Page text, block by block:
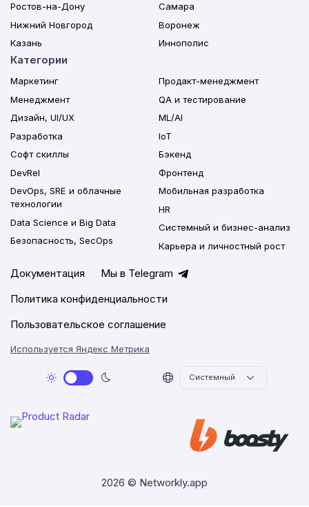
Ростов-на-Дону
Нижний Новгород
Казань
Самара
Воронеж
Иннополис
Категории
Маркетинг
Менеджмент
Дизайн, UI/UX
Разработка
Софт скиллы
DevRel
DevOps, SRE и облачные
технологии
Data Science и Big Data
Безопасность, SecOps
Продакт-менеджмент
QA и тестирование
ML/AI
IoT
Бэкенд
Фронтенд
Мобильная разработка
HR
Системный и бизнес-анализ
Карьера и личностный рост
Документация
Мы в Telegram
Политика конфиденциальности
Пользовательское соглашение
Используется Яндекс Метрика
2026 © Networkly.app